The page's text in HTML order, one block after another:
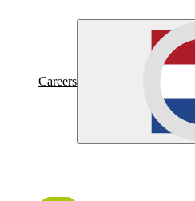
Careers